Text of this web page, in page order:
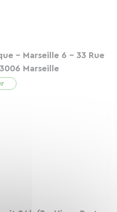
- Marseille 6 - 33 Rue
Marseille